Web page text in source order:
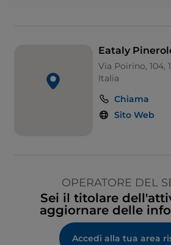
Eataly
Via Poirino, 104,
Italia
Chiama
Sito Web
OPERATORE DEL
Sei il titolare
aggiornare delle
Accedi alla tua area